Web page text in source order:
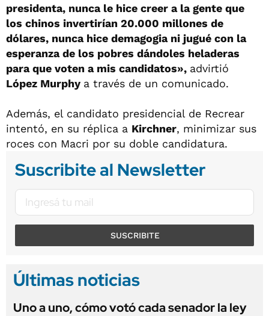
presidenta, nunca le hice creer a la gente que
los chinos invertirían 20.000 millones de
dólares, nunca hice demagogia ni jugué con la
esperanza de los pobres dándoles heladeras
para que voten a mis candidatos», advirtió
López Murphy a través de un comunicado.
Además, el candidato presidencial de Recrear
intentó, en su réplica a Kirchner, minimizar sus
roces con Macri por su doble candidatura.
Suscribite al Newsletter
SUSCRIBITE
Últimas noticias
Uno a uno, cómo votó cada senador la ley